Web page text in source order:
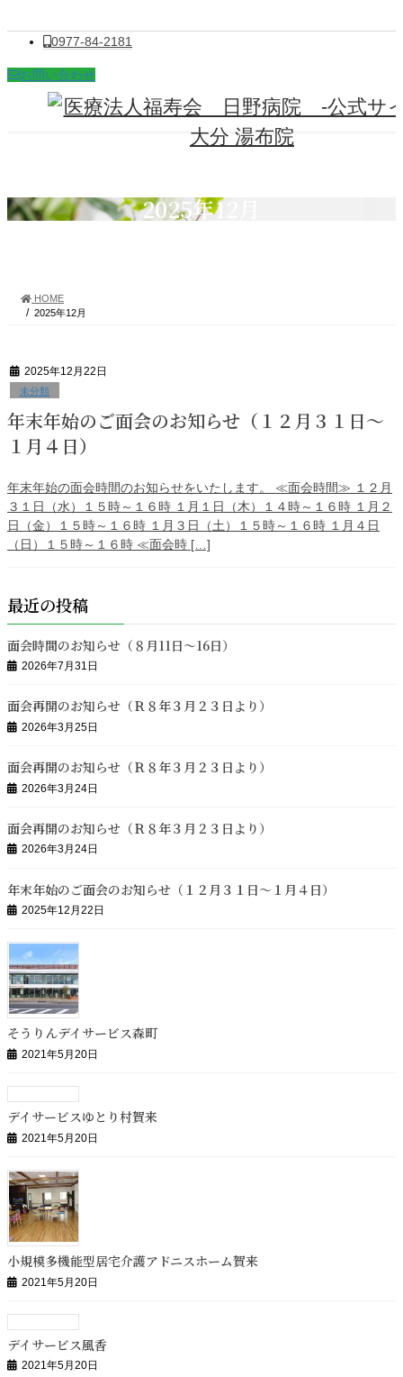
0977-84-2181
お問い合わせ
2025年12月
HOME
2025年12月
2025年12月22日
未分類
年末年始のご面会のお知らせ（１２月３１日～
１月４日）
年末年始の面会時間のお知らせをいたします。 ≪面会時間≫ １２月
３１日（水）１５時～１６時 １月１日（木）１４時～１６時 １月２
日（金）１５時～１６時 １月３日（土）１５時～１６時 １月４日
（日）１５時～１６時 ≪面会時 […]
最近の投稿
面会時間のお知らせ（８月11日～16日）
2026年7月31日
面会再開のお知らせ（Ｒ８年３月２３日より）
2026年3月25日
面会再開のお知らせ（Ｒ８年３月２３日より）
2026年3月24日
面会再開のお知らせ（Ｒ８年３月２３日より）
2026年3月24日
年末年始のご面会のお知らせ（１２月３１日～１月４日）
2025年12月22日
そうりんデイサービス森町
2021年5月20日
デイサービスゆとり村賀来
2021年5月20日
小規模多機能型居宅介護アドニスホーム賀来
2021年5月20日
デイサービス風香
2021年5月20日